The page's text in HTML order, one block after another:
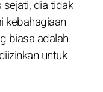
dia tidak
kebahagiaan
biasa adalah
untuk